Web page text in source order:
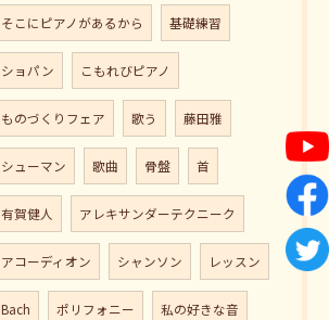
そこにピアノがあるから 基礎練習
ショパン こもれびピアノ
ものづくりフェア 歌う 藤田雅
シューマン 歌曲 骨盤 首
有賀健人 アレキサンダーテクニーク
アコーディオン シャンソン レッスン
Bach ポリフォニー 私の好きな音